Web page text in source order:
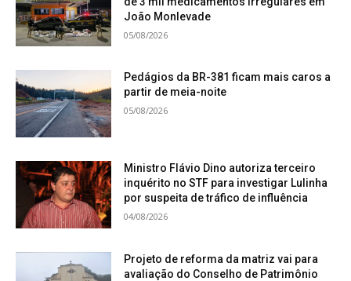
João Monlevade
05/08/2026
Pedágios da BR-381 ficam mais caros a
partir de meia-noite
05/08/2026
Ministro Flávio Dino autoriza terceiro
inquérito no STF para investigar Lulinha
por suspeita de tráfico de influência
04/08/2026
Projeto de reforma da matriz vai para
avaliação do Conselho de Patrimônio